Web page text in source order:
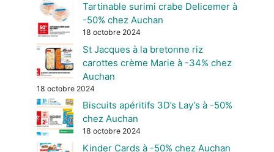
Tartinable surimi crabe Delicemer à
-50% chez Auchan
18 octobre 2024
St Jacques à la bretonne riz
carottes crème Marie à -34% chez
Auchan
18 octobre 2024
Biscuits apéritifs 3D’s Lay’s à -50%
chez Auchan
18 octobre 2024
Kinder Cards à -50% chez Auchan